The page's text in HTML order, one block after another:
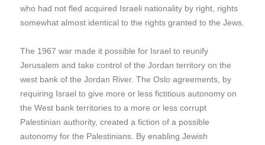
who had not fled acquired Israeli nationality by right, rights
somewhat almost identical to the rights granted to the Jews.
The 1967 war made it possible for Israel to reunify
Jerusalem and take control of the Jordan territory on the
west bank of the Jordan River. The Oslo agreements, by
requiring Israel to give more or less fictitious autonomy on
the West bank territories to a more or less corrupt
Palestinian authority, created a fiction of a possible
autonomy for the Palestinians. By enabling Jewish